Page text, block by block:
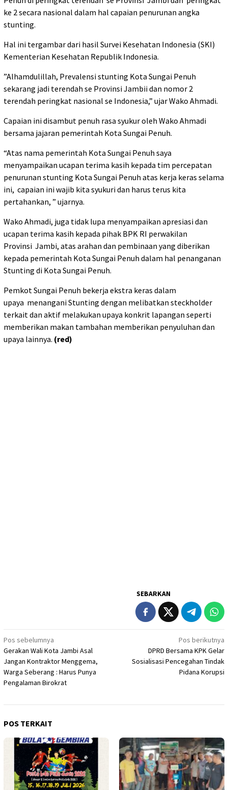
ke 2 secara nasional dalam hal capaian penurunan angka
stunting.
Hal ini tergambar dari hasil Survei Kesehatan Indonesia (SKI)
Kementerian Kesehatan Republik Indonesia.
”Alhamdulillah, Prevalensi stunting Kota Sungai Penuh
sekarang jadi terendah se Provinsi Jambii dan nomor 2
terendah peringkat nasional se Indonesia,” ujar Wako Ahmadi.
Capaian ini disambut penuh rasa syukur oleh Wako Ahmadi
bersama jajaran pemerintah Kota Sungai Penuh.
“Atas nama pemerintah Kota Sungai Penuh saya
menyampaikan ucapan terima kasih kepada tim percepatan
penurunan stunting Kota Sungai Penuh atas kerja keras selama
ini, capaian ini wajib kita syukuri dan harus terus kita
pertahankan, ” ujarnya.
Wako Ahmadi, juga tidak lupa menyampaikan apresiasi dan
ucapan terima kasih kepada pihak BPK RI perwakilan
Provinsi Jambi, atas arahan dan pembinaan yang diberikan
kepada pemerintah Kota Sungai Penuh dalam hal penanganan
Stunting di Kota Sungai Penuh.
Pemkot Sungai Penuh bekerja ekstra keras dalam
upaya menangani Stunting dengan melibatkan steckholder
terkait dan aktif melakukan upaya konkrit lapangan seperti
memberikan makan tambahan memberikan penyuluhan dan
upaya lainnya. (red)
SEBARKAN
Navigasi
pos
Pos sebelumnya
Gerakan Wali Kota Jambi Asal
Jangan Kontraktor Menggema,
Warga Seberang : Harus Punya
Pengalaman Birokrat
Pos berikutnya
DPRD Bersama KPK Gelar
Sosialisasi Pencegahan Tindak
Pidana Korupsi
POS TERKAIT